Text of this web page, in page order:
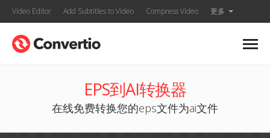
Video Editor Add Subtitles to Video Compress Video 更多
EPS到AI转换器
在线免费转换您的eps文件为ai文件